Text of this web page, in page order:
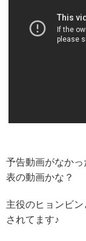
予告動画がなか
表の動画かな？
主役のヒョンビ
されてます♪